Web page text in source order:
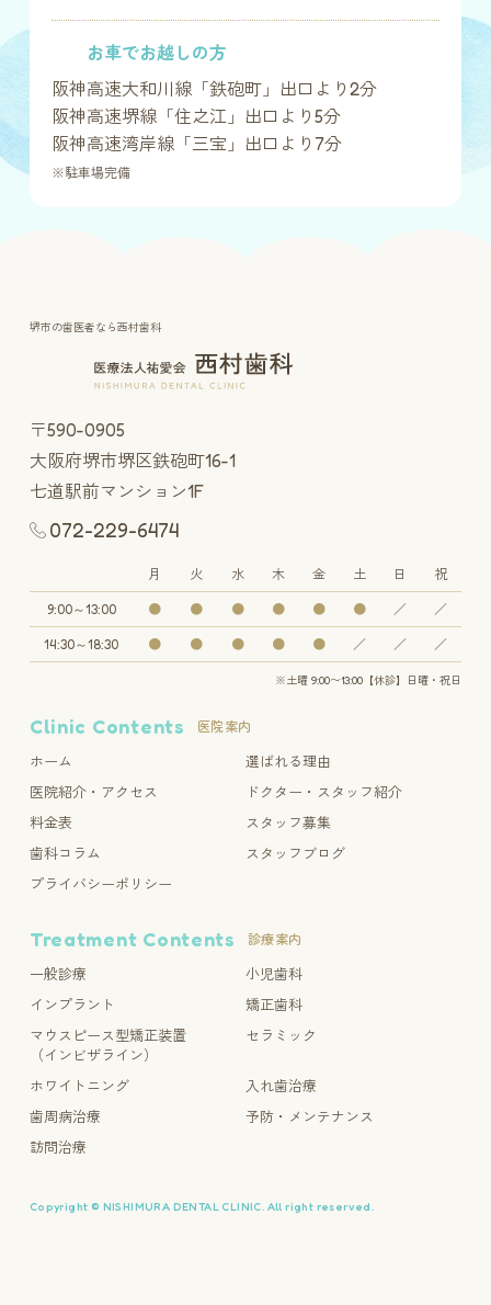
お車でお越しの方
阪神高速大和川線「鉄砲町」出口より2分
阪神高速堺線「住之江」出口より5分
阪神高速湾岸線「三宝」出口より7分
※駐車場完備
堺市の歯医者なら西村歯科
〒590-0905
大阪府堺市堺区鉄砲町16-1
七道駅前マンション1F
072-229-6474
月 火 水 木 金 土 日 祝
9:00～13:00 ● ● ● ● ● ● ／ ／
14:30～18:30 ● ● ● ● ● ／ ／ ／
※土曜 9:00〜13:00【休診】日曜・祝日
Clinic Contents 医院案内
ホーム
選ばれる理由
医院紹介・アクセス
ドクター・スタッフ紹介
料金表
スタッフ募集
歯科コラム
スタッフブログ
プライバシーポリシー
Treatment Contents 診療案内
一般診療
小児歯科
インプラント
矯正歯科
マウスピース型矯正装置
（インビザライン）
セラミック
ホワイトニング
入れ歯治療
歯周病治療
予防・メンテナンス
訪問治療
Copyright © NISHIMURA DENTAL CLINIC. All right reserved.